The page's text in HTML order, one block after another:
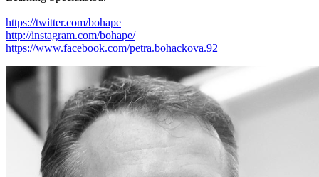
https://twitter.com/bohape
http://instagram.com/bohape/
https://www.facebook.com/petra.bohackova.92